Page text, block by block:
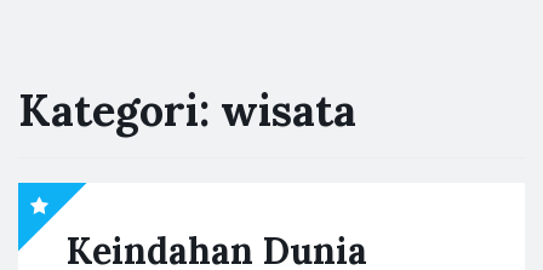
Kategori: wisata
Keindahan Dunia